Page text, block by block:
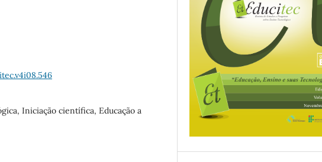
Iniciação científica, Educação a